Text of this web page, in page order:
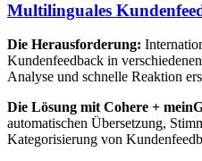
Multilinguales
Die Herausforderung:
Kundenfeedback in
Analyse und schnelle Reaktion
Die Lösung mit Cohere +
automatischen Übersetzung,
Kategorisierung von